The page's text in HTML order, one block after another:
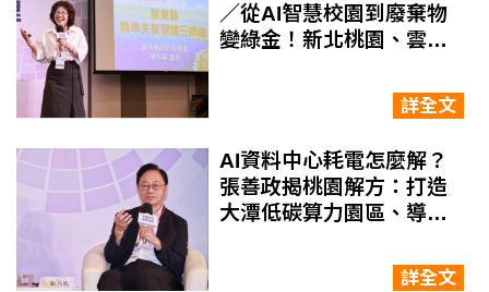
／從AI智慧校園到廢棄物
變綠金！新北桃園、雲林
詳全文
AI資料中心耗電怎麼解？
張善政揭桃園解方：打造
大潭低碳算力園區、導入
詳全文